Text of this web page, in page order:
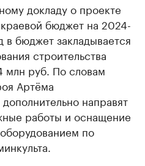
докладу о проекте
бюджет на 2024-
бюджет закладывается
строительства
млн руб. По словам
Артёма
направят
работы и оснащение
по